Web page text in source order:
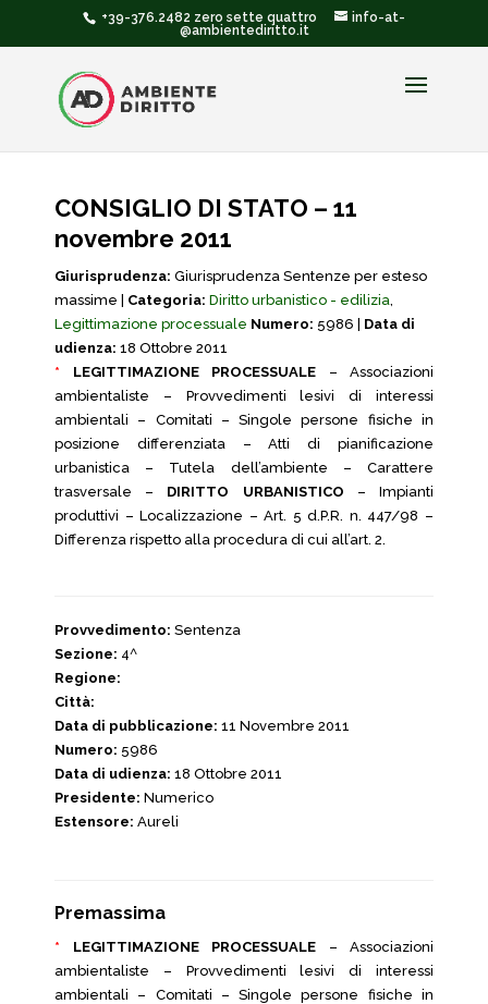
+39-376.2482 zero sette quattro
info-at-
@ambientediritto.it
CONSIGLIO DI STATO – 11
novembre 2011
Giurisprudenza: Giurisprudenza Sentenze per esteso
massime | Categoria: Diritto urbanistico - edilizia,
Legittimazione processuale Numero: 5986 | Data di
udienza: 18 Ottobre 2011
* LEGITTIMAZIONE PROCESSUALE – Associazioni
ambientaliste – Provvedimenti lesivi di interessi
ambientali – Comitati – Singole persone fisiche in
posizione differenziata – Atti di pianificazione
urbanistica – Tutela dell’ambiente – Carattere
trasversale – DIRITTO URBANISTICO – Impianti
produttivi – Localizzazione – Art. 5 d.P.R. n. 447/98 –
Differenza rispetto alla procedura di cui all’art. 2.
Provvedimento: Sentenza
Sezione: 4^
Regione:
Città:
Data di pubblicazione: 11 Novembre 2011
Numero: 5986
Data di udienza: 18 Ottobre 2011
Presidente: Numerico
Estensore: Aureli
Premassima
* LEGITTIMAZIONE PROCESSUALE – Associazioni
ambientaliste – Provvedimenti lesivi di interessi
ambientali – Comitati – Singole persone fisiche in